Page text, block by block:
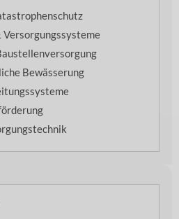
Versorgungssysteme
Bewässerung